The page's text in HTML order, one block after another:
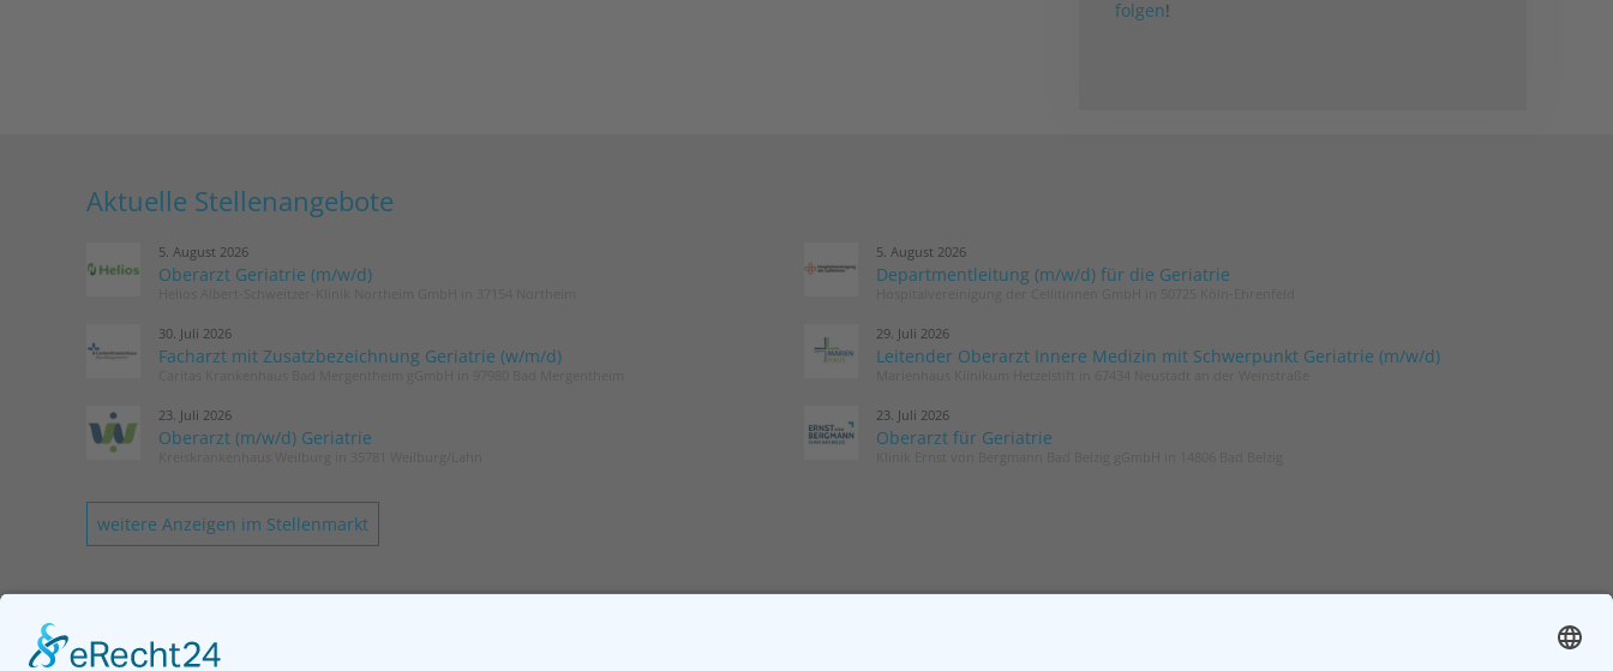
folgen!
Aktuelle Stellenangebote
5. August 2026
Oberarzt Geriatrie (m/w/d)
5. August 2026
Departmentleitung (m/w/d) für die Geriatrie
30. Juli 2026
Facharzt mit Zusatzbezeichnung Geriatrie (w/m/d)
29. Juli 2026
Leitender Oberarzt Innere Medizin mit Schwerpunkt Geriatrie (m/w/d)
23. Juli 2026
Oberarzt (m/w/d) Geriatrie
23. Juli 2026
Oberarzt für Geriatrie
weitere Anzeigen im Stellenmarkt